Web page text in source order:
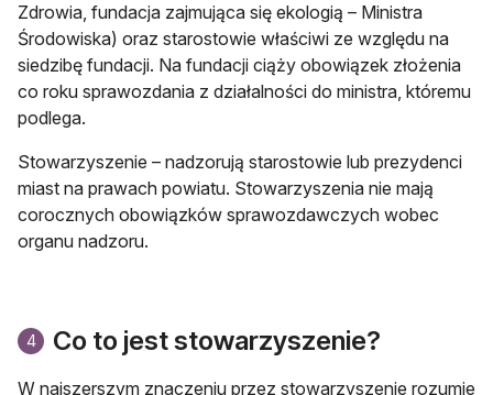
Zdrowia, fundacja zajmująca się ekologią – Ministra
Środowiska) oraz starostowie właściwi ze względu na
siedzibę fundacji. Na fundacji ciąży obowiązek złożenia
co roku sprawozdania z działalności do ministra, któremu
podlega.
Stowarzyszenie – nadzorują starostowie lub prezydenci
miast na prawach powiatu. Stowarzyszenia nie mają
corocznych obowiązków sprawozdawczych wobec
organu nadzoru.
4 Co to jest stowarzyszenie?
W najszerszym znaczeniu przez stowarzyszenie rozumie